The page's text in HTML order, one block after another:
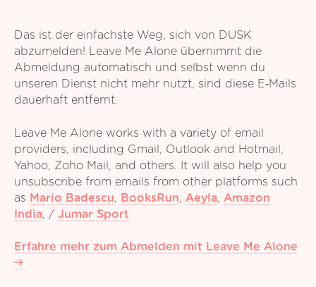
Das ist der einfachste Weg, sich von DUSK
abzumelden! Leave Me Alone übernimmt die
Abmeldung automatisch und selbst wenn du
unseren Dienst nicht mehr nutzt, sind diese E‑Mails
dauerhaft entfernt.
Leave Me Alone works with a variety of email
providers, including Gmail, Outlook and Hotmail,
Yahoo, Zoho Mail, and others. It will also help you
unsubscribe from emails from other platforms such
as Mario Badescu, BooksRun, Aeyla, Amazon
India, / Jumar Sport
Erfahre mehr zum Abmelden mit Leave Me Alone